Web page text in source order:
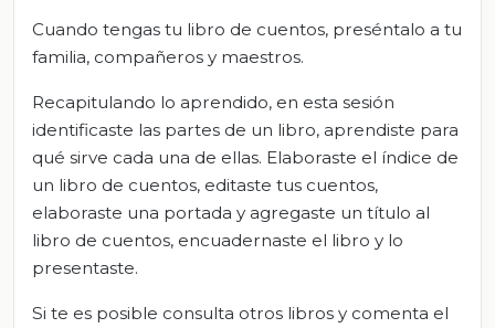
Cuando tengas tu libro de cuentos, preséntalo a tu
familia, compañeros y maestros.
Recapitulando lo aprendido, en esta sesión
identificaste las partes de un libro, aprendiste para
qué sirve cada una de ellas. Elaboraste el índice de
un libro de cuentos, editaste tus cuentos,
elaboraste una portada y agregaste un título al
libro de cuentos, encuadernaste el libro y lo
presentaste.
Si te es posible consulta otros libros y comenta el